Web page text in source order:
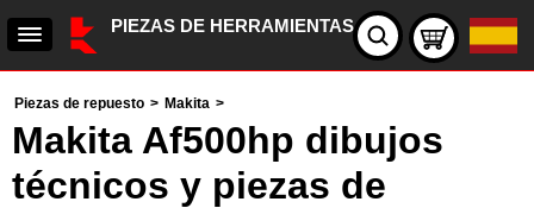
PIEZAS DE HERRAMIENTAS
Piezas de repuesto > Makita >
Makita Af500hp dibujos
técnicos y piezas de